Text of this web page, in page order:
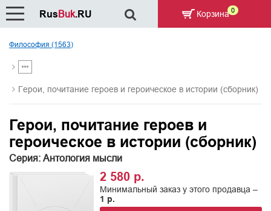
Философия (1563)
Герои, почитание героев и героическое в истории (сборник)
Герои, почитание героев и
героическое в истории (сборник)
Серия: Антология мысли
2 580 р.
Минимальный заказ у этого продавца –
1 р.
RusBuk.RU Корзина 0